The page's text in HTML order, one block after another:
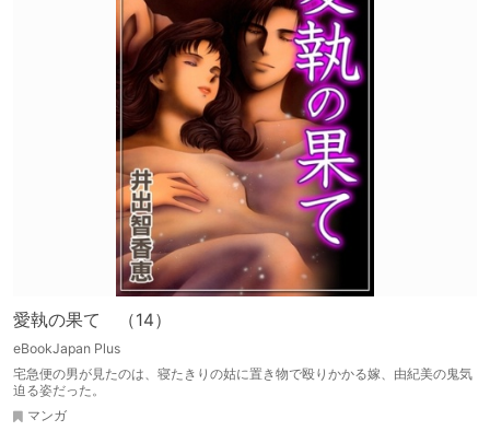
愛執の果て （14）
eBookJapan Plus
宅急便の男が見たのは、寝たきりの姑に置き物で殴りかかる嫁、由紀美の鬼気
迫る姿だった。
マンガ